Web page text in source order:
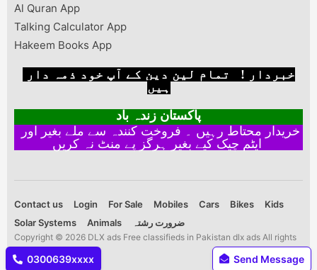
0300639xxxx Send Message
Al Quran App
Talking Calculator App
Hakeem Books App
ہیں
پاکستان زندہ باد
ایٹم چیک کیے بغیر ہرگز پے منٹ نہ کریں
Contact us Login For Sale Mobiles Cars Bikes
Kids
Solar Systems
Animals ضرورت رشتہ
Copyright © 2026 DLX ads Free classifieds in Pakistan dlx ads All rights
reserved.